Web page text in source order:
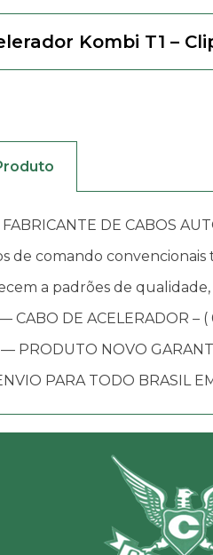
Kombi T1 –
DE CABOS
de comando
a padrões de
CABO DE ACELERADOR – (
PRODUTO NOVO
PARA TODO BRASIL